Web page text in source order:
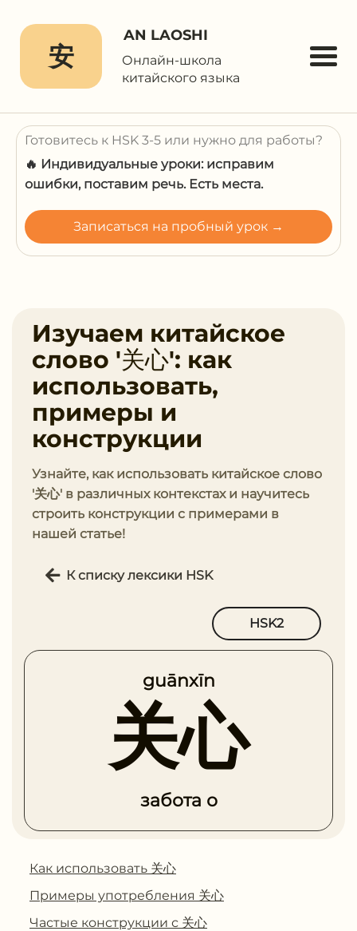
安
AN LAOSHI
Онлайн-школа
китайского языка
Готовитесь к HSK 3-5 или нужно для работы?
🔥 Индивидуальные уроки: исправим
ошибки, поставим речь. Есть места.
Записаться на пробный урок →
Изучаем китайское
слово '关心': как
использовать,
примеры и
конструкции
Узнайте, как использовать китайское слово
'关心' в различных контекстах и научитесь
строить конструкции с примерами в
нашей статье!
К списку лексики HSK
HSK2
guānxīn
关心
забота о
Как использовать 关心
Примеры употребления 关心
Частые конструкции с 关心